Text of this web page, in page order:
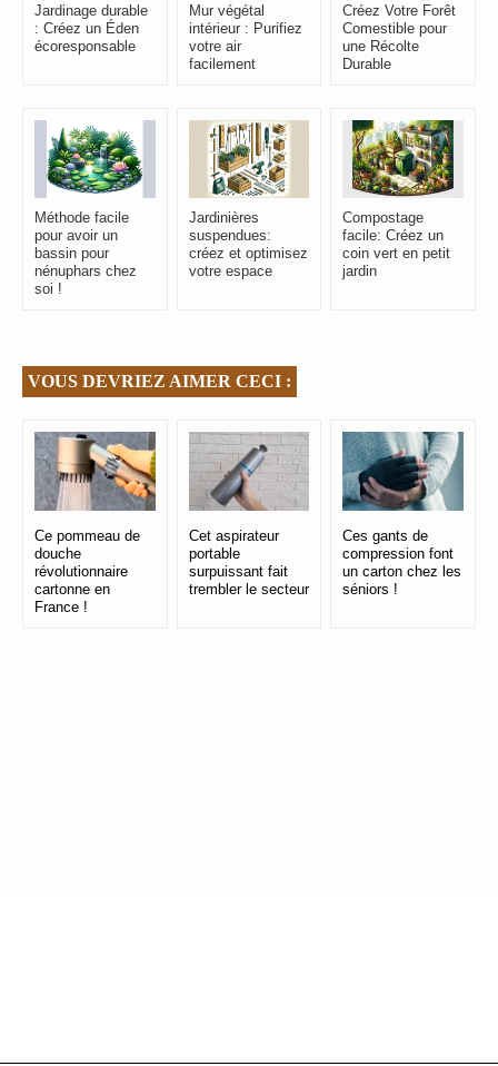
Jardinage durable
: Créez un Éden
écoresponsable
Mur végétal
intérieur : Purifiez
votre air
facilement
Créez Votre Forêt
Comestible pour
une Récolte
Durable
Méthode facile
pour avoir un
bassin pour
nénuphars chez
soi !
Jardinières
suspendues:
créez et optimisez
votre espace
Compostage
facile: Créez un
coin vert en petit
jardin
VOUS DEVRIEZ AIMER CECI :
Ce pommeau de
douche
révolutionnaire
cartonne en
France !
Cet aspirateur
portable
surpuissant fait
trembler le secteur
Ces gants de
compression font
un carton chez les
séniors !